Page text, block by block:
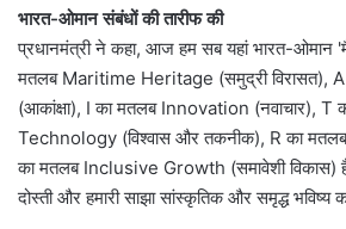
भारत-ओमान संबंधों की तारीफ की
प्रधानमंत्री ने कहा, आज हम सब यहां भारत-ओमान
मतलब Maritime Heritage (समुद्री विरासत),
(आकांक्षा), I का मतलब Innovation (नवाचार),
Technology (विश्वास और तकनीक), R का
का मतलब Inclusive Growth (समावेशी विकास)
दोस्ती और हमारी साझा सांस्कृतिक और समृद्ध भविष्य